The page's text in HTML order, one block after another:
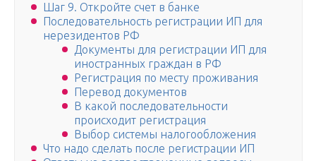
Шаг 9. Откройте счет в банке
Последовательность регистрации ИП для
нерезидентов РФ
Документы для регистрации ИП для
иностранных граждан в РФ
Регистрация по месту проживания
Перевод документов
В какой последовательности
происходит регистрация
Выбор системы налогообложения
Что надо сделать после регистрации ИП